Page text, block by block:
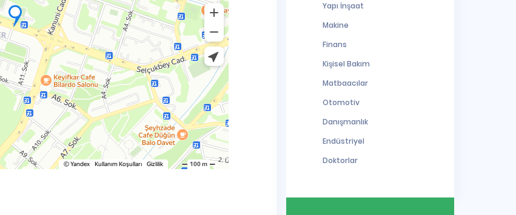
Yapı İnşaat
Makine
Finans
Kişisel Bakım
Matbaacılar
Otomotiv
Danışmanlık
Endüstriyel
Doktorlar